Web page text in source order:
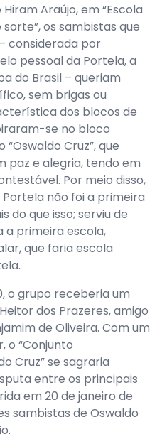
Araújo, em “Escola
os sambistas que
considerada por
pessoal da Portela, a
do Brasil – queriam
sem brigas ou
dos blocos de
se no bloco
Cruz”, que
paz e alegria, tendo em
Por meio disso,
não foi a primeira
do que isso; serviu de
a primeira escola,
que faria escola
o grupo receberia um
dos Prazeres, amigo
de Oliveira. Com um
o “Conjunto
Cruz” se sagraria
entre os principais
em 20 de janeiro de
sambistas de Oswaldo